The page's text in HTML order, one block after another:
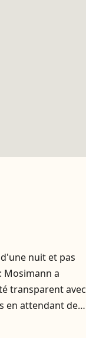
nuit et pas
Mosimann a
transparent avec
en attendant de